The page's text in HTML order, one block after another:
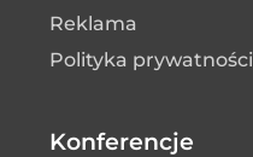
Reklama
Polityka prywatności
Konferencje